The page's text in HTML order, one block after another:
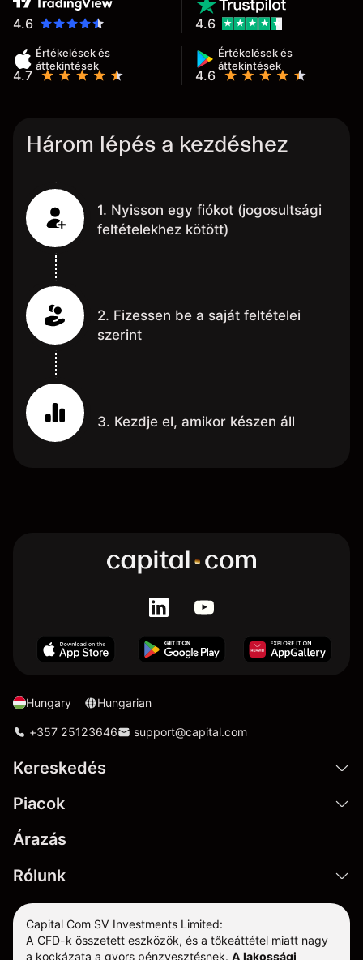
4.6
Értékelések és
áttekintések
4.7
Értékelések és
áttekintések
4.6
4.6
Három lépés a kezdéshez
1. Nyisson egy fiókot (jogosultsági
feltételekhez kötött)
2. Fizessen be a saját feltételei
szerint
3. Kezdje el, amikor készen áll
Hungary Hungarian
+357 25123646 support@capital.com
Kereskedés
Piacok
Árazás
Rólunk
Capital Com SV Investments Limited:
A CFD-k összetett eszközök, és a tőkeáttétel miatt nagy
a kockázata a gyors pénzvesztésnek. A lakossági